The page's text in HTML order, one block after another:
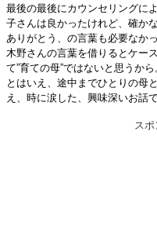
最後の最後にカウンセリングに
子さんは良かったけれど、確か
ありがとう、の言葉も必要なかっ
木野さんの言葉を借りるとケー
て”育ての母”ではないと思うから
とはいえ、途中までひとりの母
え、時に涙した、興味深いお話で
スポ